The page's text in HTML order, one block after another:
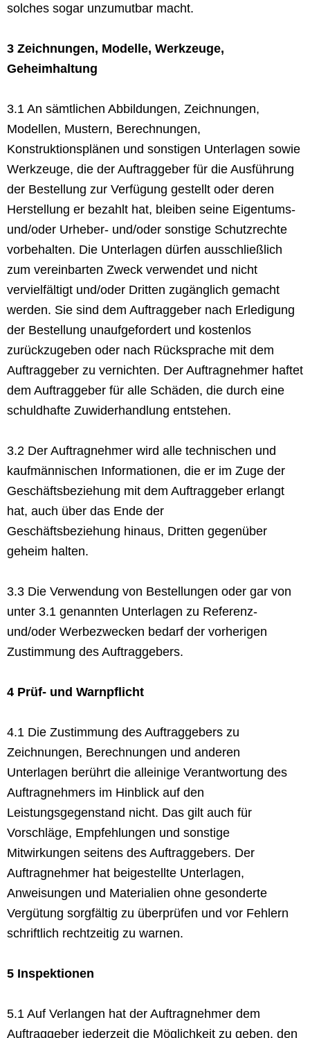
solches sogar unzumutbar macht.
3 Zeichnungen, Modelle, Werkzeuge,
Geheimhaltung
3.1 An sämtlichen Abbildungen, Zeichnungen,
Modellen, Mustern, Berechnungen,
Konstruktionsplänen und sonstigen Unterlagen sowie
Werkzeuge, die der Auftraggeber für die Ausführung
der Bestellung zur Verfügung gestellt oder deren
Herstellung er bezahlt hat, bleiben seine Eigentums-
und/oder Urheber- und/oder sonstige Schutzrechte
vorbehalten. Die Unterlagen dürfen ausschließlich
zum vereinbarten Zweck verwendet und nicht
vervielfältigt und/oder Dritten zugänglich gemacht
werden. Sie sind dem Auftraggeber nach Erledigung
der Bestellung unaufgefordert und kostenlos
zurückzugeben oder nach Rücksprache mit dem
Auftraggeber zu vernichten. Der Auftragnehmer haftet
dem Auftraggeber für alle Schäden, die durch eine
schuldhafte Zuwiderhandlung entstehen.
3.2 Der Auftragnehmer wird alle technischen und
kaufmännischen Informationen, die er im Zuge der
Geschäftsbeziehung mit dem Auftraggeber erlangt
hat, auch über das Ende der
Geschäftsbeziehung hinaus, Dritten gegenüber
geheim halten.
3.3 Die Verwendung von Bestellungen oder gar von
unter 3.1 genannten Unterlagen zu Referenz-
und/oder Werbezwecken bedarf der vorherigen
Zustimmung des Auftraggebers.
4 Prüf- und Warnpflicht
4.1 Die Zustimmung des Auftraggebers zu
Zeichnungen, Berechnungen und anderen
Unterlagen berührt die alleinige Verantwortung des
Auftragnehmers im Hinblick auf den
Leistungsgegenstand nicht. Das gilt auch für
Vorschläge, Empfehlungen und sonstige
Mitwirkungen seitens des Auftraggebers. Der
Auftragnehmer hat beigestellte Unterlagen,
Anweisungen und Materialien ohne gesonderte
Vergütung sorgfältig zu überprüfen und vor Fehlern
schriftlich rechtzeitig zu warnen.
5 Inspektionen
5.1 Auf Verlangen hat der Auftragnehmer dem
Auftraggeber jederzeit die Möglichkeit zu geben, den